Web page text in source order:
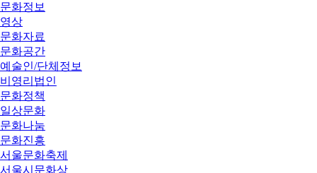
문화정보
영상
문화자료
문화공간
예술인/단체정보
비영리법인
문화정책
일상문화
문화나눔
문화진흥
서울문화축제
서울시문화상